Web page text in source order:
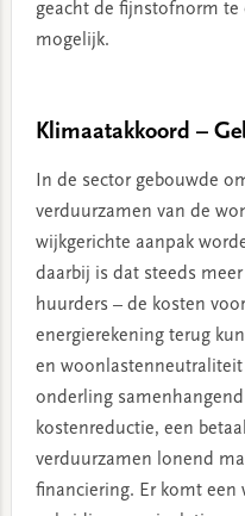
geacht de fijnstofnorm te
mogelijk.
Klimaatakkoord –
In de sector gebouwde
verduurzamen van de
wijkgerichte aanpak
daarbij is dat steeds
huurders – de kosten
energierekening terug
en
onderling
kostenreductie, een
verduurzamen lonend
financiering. Er komt een